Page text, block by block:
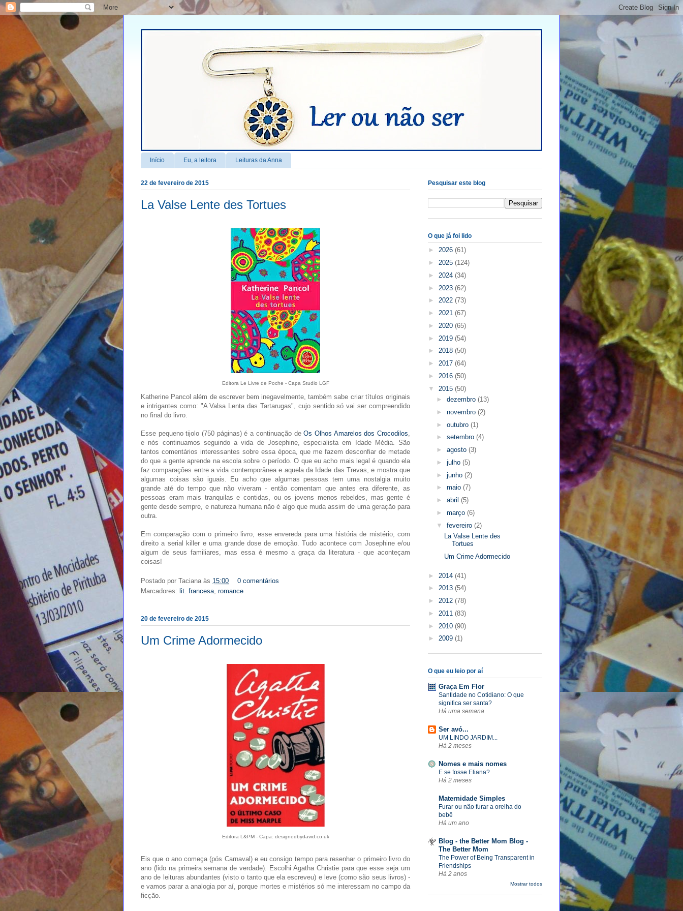
Início Eu, a leitora Leituras da Anna
22 de fevereiro de 2015
La Valse Lente des Tortues
Editora Le Livre de Poche - Capa Studio LGF
Katherine Pancol além de escrever bem inegavelmente, também sabe criar títulos originais
e intrigantes como: "A Valsa Lenta das Tartarugas", cujo sentido só vai ser compreendido
no final do livro.
Esse pequeno tijolo (750 páginas) é a continuação deOs Olhos Amarelos dos Crocodilos
e nós continuamos seguindo a vida de Josephine, especialista em Idade Média. São
tantos comentários interessantes sobre essa época, que me fazem desconfiar de metade
do que a gente aprende na escola sobre o período. O que eu acho mais legal é quando ela
faz comparações entre a vida contemporânea e aquela da Idade das Trevas, e mostra que
algumas coisas são iguais. Eu acho que algumas pessoas tem uma nostalgia muito
grande até do tempo que não viveram - então comentam que antes era diferente, as
pessoas eram mais tranquilas e contidas, ou os jovens menos rebeldes, mas gente é
gente desde sempre, e natureza humana não é algo que muda assim de uma geração para
outra.
Em comparação com o primeiro livro, esse envereda para uma história de mistério, com
direito a serial killer e uma grande dose de emoção. Tudo acontece com Josephine e/ou
algum de seus familiares, mas essa é mesmo a graça da literatura - que aconteçam
coisas!
Postado por Taciana às 15:00
0 comentários
Marcadores: lit. francesa, romance
20 de fevereiro de 2015
Um Crime Adormecido
Editora L&PM - Capa: designedbydavid.co.uk
Eis que o ano começa (pós Carnaval) e eu consigo tempo para resenhar o primeiro livro do
ano (lido na primeira semana de verdade). Escolhi Agatha Christie para que esse seja um
ano de leituras abundantes (visto o tanto que ela escreveu) e leve (como são seus livros) -
e vamos parar a analogia por aí, porque mortes e mistérios só me interessam no campo da
ficção.
Pesquisar este blog
O que já foi lido
► 2026 (61)
► 2025 (124)
► 2024 (34)
► 2023 (62)
► 2022 (73)
► 2021 (67)
► 2020 (65)
► 2019 (54)
► 2018 (50)
► 2017 (64)
► 2016 (50)
▼ 2015 (50)
► dezembro (13)
► novembro (2)
► outubro (1)
► setembro (4)
► agosto (3)
► julho (5)
► junho (2)
► maio (7)
► abril (5)
► março (6)
▼ fevereiro (2)
La Valse Lente des
Tortues
Um Crime Adormecido
► 2014 (41)
► 2013 (54)
► 2012 (78)
► 2011 (83)
► 2010 (90)
► 2009 (1)
O que eu leio por aí
Graça Em Flor
Santidade no Cotidiano: O que
significa ser santa?
Há uma semana
Ser avó...
UM LINDO JARDIM...
Há 2 meses
Nomes e mais nomes
E se fosse Eliana?
Há 2 meses
Maternidade Simples
Furar ou não furar a orelha do
bebê
Há um ano
Blog - the Better Mom Blog -
The Better Mom
The Power of Being Transparent in
Friendships
Há 2 anos
Mostrar todos